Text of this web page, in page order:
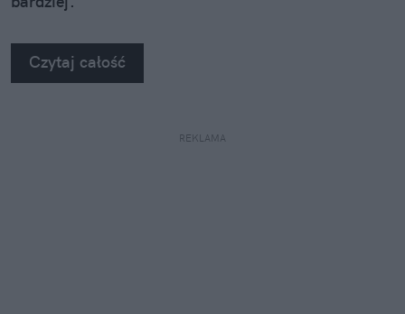
Czytaj całość
REKLAMA